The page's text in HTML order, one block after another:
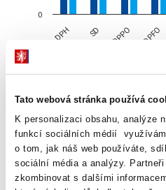
Tato webová stránka používá
K personalizaci obsahu, analýze
funkcí sociálních médií
o tom, jak náš web používáte,
sociální média a analýzy.
zkombinovat s dalšími
DPH SD DPPO DPFO
0
End of interactive chart.
DPH- daň z přidané hodnoty